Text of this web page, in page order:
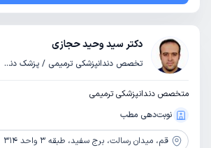
دکتر سید وحید حجازی
تخصص دندانپزشکی ترمیمی / پزشک دندانپزشک
متخصص دندانپزشکی ترمیمی
نوبت‌دهی مطب
قم، میدان رسالت، برج سفید، طبقه 3 واحد 314